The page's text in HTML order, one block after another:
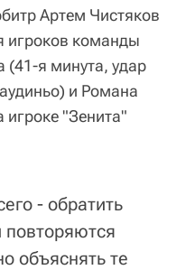
Артем Чистяков
игроков команды
(41-я минута, удар
и Романа
"Зенита"
- обратить
повторяются
объяснять те